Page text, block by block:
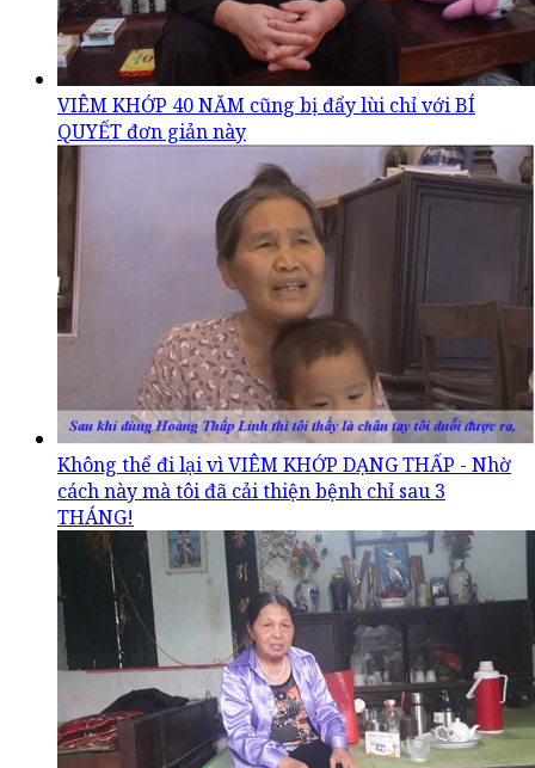
VIÊM KHỚP 40 NĂM cũng bị đẩy lùi chỉ với BÍ
QUYẾT đơn giản này
Không thể đi lại vì VIÊM KHỚP DẠNG THẤP - Nhờ
cách này mà tôi đã cải thiện bệnh chỉ sau 3
THÁNG!